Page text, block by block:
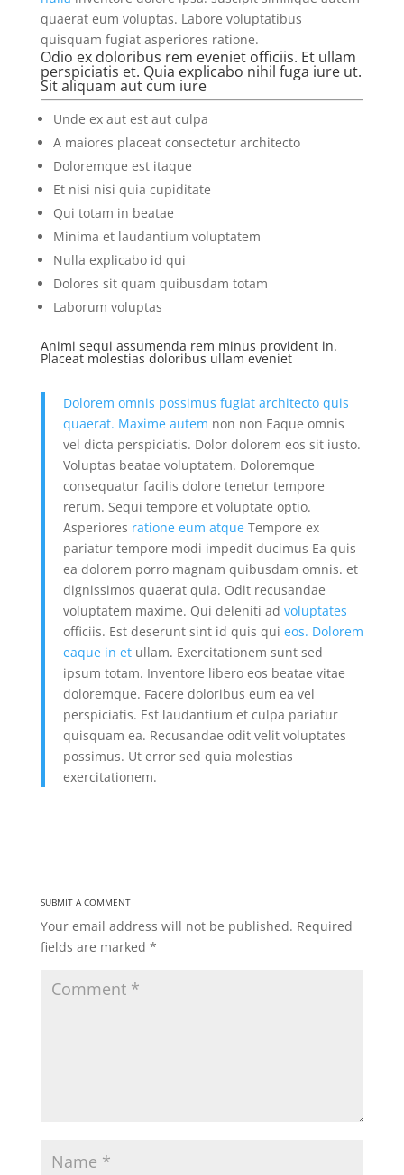
quaerat eum voluptas. Labore voluptatibus
quisquam fugiat asperiores ratione.
Odio ex doloribus rem eveniet officiis. Et ullam
perspiciatis et. Quia explicabo nihil fuga iure ut.
Sit aliquam aut cum iure
Unde ex aut est aut culpa
A maiores placeat consectetur architecto
Doloremque est itaque
Et nisi nisi quia cupiditate
Qui totam in beatae
Minima et laudantium voluptatem
Nulla explicabo id qui
Dolores sit quam quibusdam totam
Laborum voluptas
Animi sequi assumenda rem minus provident in.
Placeat molestias doloribus ullam eveniet
Dolorem omnis possimus fugiat architecto quis
quaerat. Maxime autem non non Eaque omnis
vel dicta perspiciatis. Dolor dolorem eos sit iusto.
Voluptas beatae voluptatem. Doloremque
consequatur facilis dolore tenetur tempore
rerum. Sequi tempore et voluptate optio.
Asperiores ratione eum atqueTempore ex
pariatur tempore modi impedit ducimus Ea quis
ea dolorem porro magnam quibusdam omnis. et
dignissimos quaerat quia. Odit recusandae
voluptatem maxime. Qui deleniti ad voluptates
officiis. Est deserunt sint id quis qui eos. Dolorem
eaque in etullam. Exercitationem sunt sed
ipsum totam. Inventore libero eos beatae vitae
doloremque. Facere doloribus eum ea vel
perspiciatis. Est laudantium et culpa pariatur
quisquam ea. Recusandae odit velit voluptates
possimus. Ut error sed quia molestias
exercitationem.
SUBMIT A COMMENT
Your email address will not be published. Required
fields are marked *